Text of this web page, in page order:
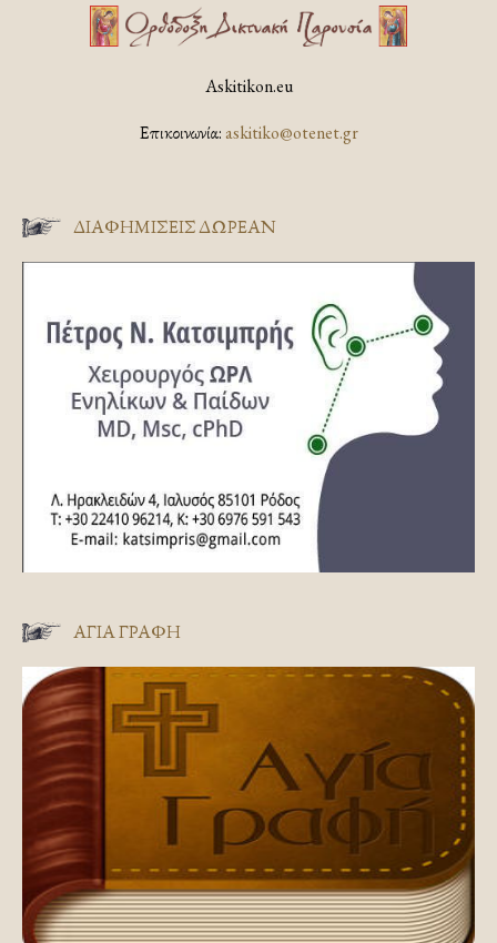
Askitikon.eu
Επικοινωνία:askitiko@otenet.gr
ΔΙΑΦΗΜΊΣΕΙΣ ΔΩΡΕΆΝ
ΑΓΊΑ ΓΡΑΦΉ